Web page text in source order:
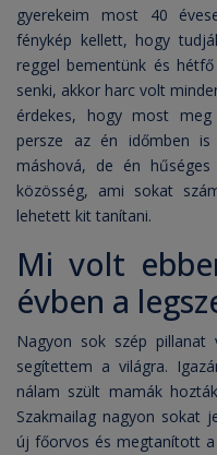
gyerekeim most 40
fénykép kellett, hogy
reggel bementünk és
senki, akkor harc volt
érdekes, hogy most
persze az én időmben
máshová, de én
közösség, ami sokat
lehetett kit tanítani.
Mi volt
évben a
Nagyon sok szép pillanat
segítettem a világra.
nálam szült mamák
Szakmailag nagyon sokat
új főorvos és megtanított